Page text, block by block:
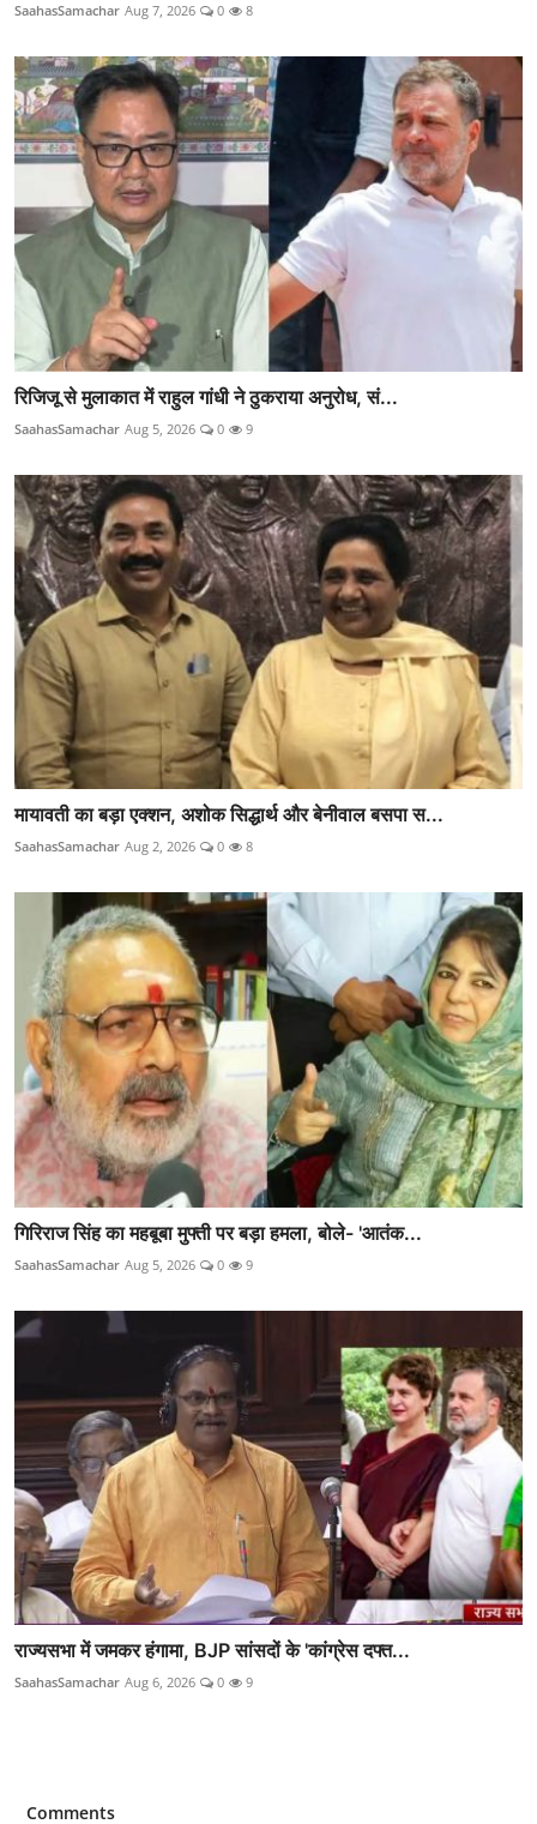
SaahasSamachar Aug 7, 2026 0 8
रिजिजू से मुलाकात में राहुल गांधी ने ठुकराया अनुरोध, सं...
SaahasSamachar Aug 5, 2026 0 9
मायावती का बड़ा एक्शन, अशोक सिद्धार्थ और बेनीवाल बसपा स...
SaahasSamachar Aug 2, 2026 0 8
गिरिराज सिंह का महबूबा मुफ्ती पर बड़ा हमला, बोले- 'आतंक...
SaahasSamachar Aug 5, 2026 0 9
राज्यसभा में जमकर हंगामा, BJP सांसदों के 'कांग्रेस दफ्त...
SaahasSamachar Aug 6, 2026 0 9
Comments